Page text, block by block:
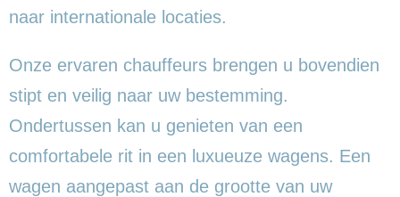
naar internationale locaties.
Onze ervaren chauffeurs brengen u bovendien
stipt en veilig naar uw bestemming.
Ondertussen kan u genieten van een
comfortabele rit in een luxueuze wagens. Een
wagen aangepast aan de grootte van uw